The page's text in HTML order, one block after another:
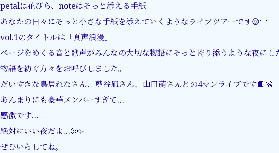
petalは花びら、noteはそっと添える手紙
あなたの日々にそっと小さな手紙を添えていくようなライブツアーです😌🤍
vol.1のタイトルは「頁声浪漫」
ページをめくる音と歌声がみんなの大切な物語にそっと寄り添うような夜にし
物語を紡ぐ方々をお呼びしました。
だいすきな鳥居れなさん、藍谷凪さん、山田萌さんとの4マンライブです📘🫧
あんまりにも豪華メンバーすぎて…
感激です…
絶対にいい夜だよ…🥲✨
ぜひいらしてね。